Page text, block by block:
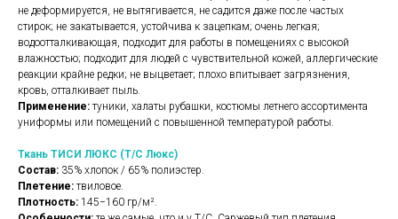
не деформируется, не вытягивается, не садится даже после частых
стирок; не закатывается, устойчива к зацепкам; очень легкая;
водоотталкивающая, подходит для работы в помещениях с высокой
влажностью; подходит для людей с чувствительной кожей, аллергические
реакции крайне редки; не выцветает; плохо впитывает загрязнения,
кровь, отталкивает пыль.
Применение: туники, халаты рубашки, костюмы летнего ассортимента
униформы или помещений с повышенной температурой работы.
Ткань ТИСИ ЛЮКС (Т/С Люкс)
Состав: 35% хлопок / 65% полиэстер.
Плетение: твиловое.
Плотность: 145−160 гр/м².